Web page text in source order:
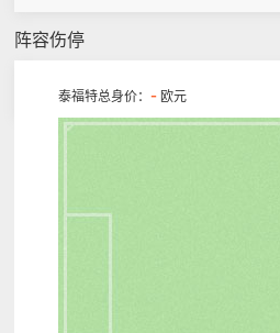
阵容伤停
泰福特总身价： - 欧元